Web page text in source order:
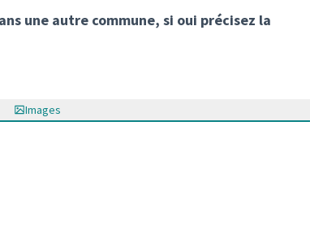
une autre commune, si oui précisez la
Images